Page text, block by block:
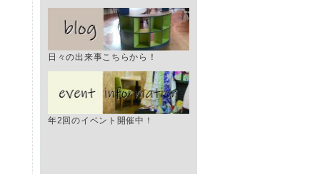
日々の出来事こちらから！
年2回のイベント開催中！